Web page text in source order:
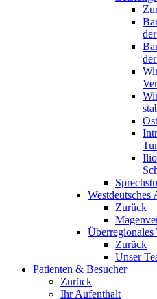
Westdeutsches
Zurück
Überregionales
Zurück
Unser
Patienten & Besucher
Zurück
Ihr Aufenthalt